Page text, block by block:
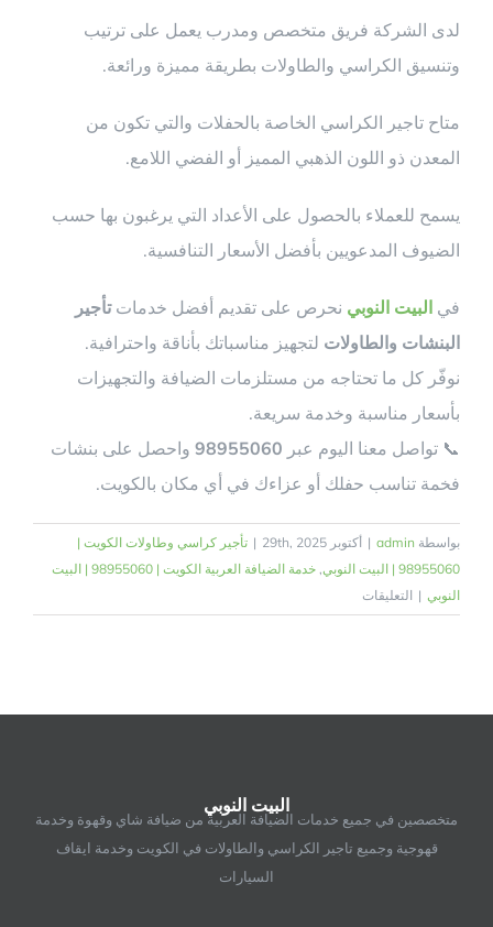
لدى الشركة فريق متخصص ومدرب يعمل على ترتيب
وتنسيق الكراسي والطاولات بطريقة مميزة ورائعة.
متاح تاجير الكراسي الخاصة بالحفلات والتي تكون من
المعدن ذو اللون الذهبي المميز أو الفضي اللامع.
يسمح للعملاء بالحصول على الأعداد التي يرغبون بها حسب
الضيوف المدعويين بأفضل الأسعار التنافسية.
في البيت النوبي نحرص على تقديم أفضل خدماتتأجير
البنشات والطاولات لتجهيز مناسباتك بأناقة واحترافية.
نوفّر كل ما تحتاجه من مستلزمات الضيافة والتجهيزات
بأسعار مناسبة وخدمة سريعة.
📞 تواصل معنا اليوم عبر 98955060 واحصل على بنشات
فخمة تناسب حفلك أو عزاءك في أي مكان بالكويت.
بواسطة admin
| أكتوبر 29th, 2025 | تأجير كراسي وطاولات الكويت |
98955060 | البيت النوبي
,
خدمة الضيافة العربية الكويت | 98955060 | البيت
النوبي | التعليقات
تأجير
المناسبات
–
البيت النوبي
متخصصين في جميع خدمات الضيافة العربية من ضيافة شاي وقهوة وخدمة
قهوجية وجميع تاجير الكراسي والطاولات في الكويت وخدمة ايقاف
السيارات